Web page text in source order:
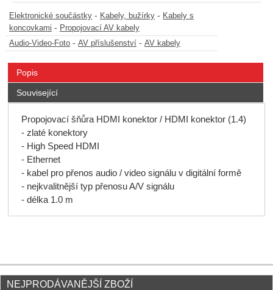
Elektronické součástky - Kabely, bužírky - Kabely s
koncovkami - Propojovací AV kabely
Audio-Video-Foto - AV příslušenství - AV kabely
Popis
Související
Propojovací šňůra HDMI konektor / HDMI konektor (1.4)
- zlaté konektory
- High Speed HDMI
- Ethernet
- kabel pro přenos audio / video signálu v digitální formě
- nejkvalitnější typ přenosu A/V signálu
- délka 1.0 m
NEJPRODÁVANĚJŠÍ ZBOŽÍ